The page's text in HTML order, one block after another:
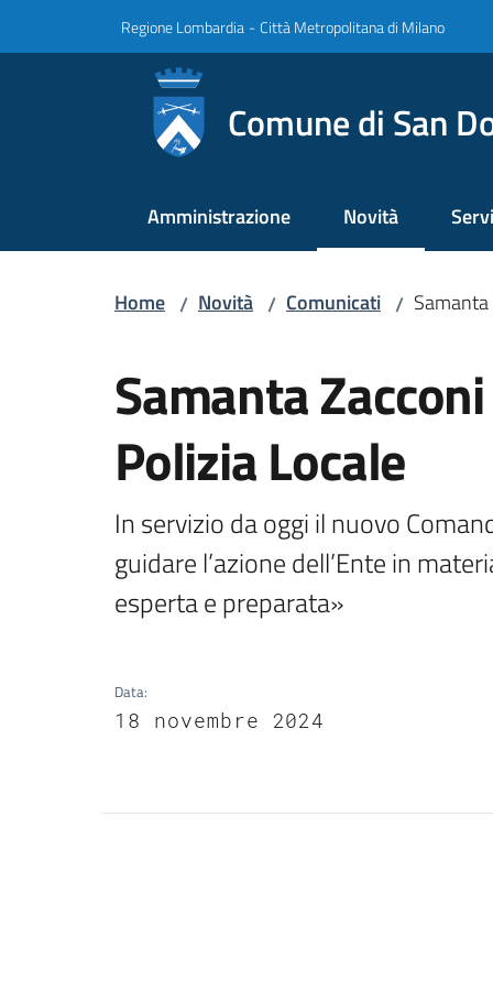
Regione Lombardia -Città Metropolitana di Milano
Comune di San
Amministrazione Novità
Menu selezionato
Home / Novità / Comunicati /
Samanta
Polizia Locale
In servizio da oggi il nuovo
guidare l’azione dell’Ente in
esperta e preparata»
Data:
18 novembre 2024